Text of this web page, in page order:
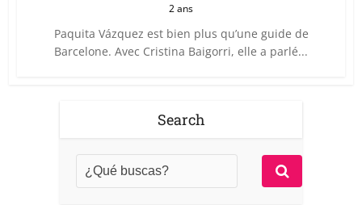
2 ans
Paquita Vázquez est bien plus qu’une guide de
Barcelone. Avec Cristina Baigorri, elle a parlé...
Search